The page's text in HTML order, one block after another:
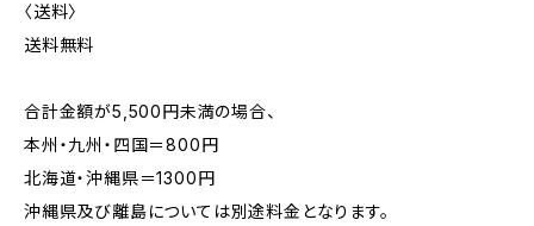
〈送料〉
送料無料
合計金額が5,500円未満の場合、
本州・九州・四国＝800円
北海道・沖縄県＝1300円
沖縄県及び離島については別途料金となります。